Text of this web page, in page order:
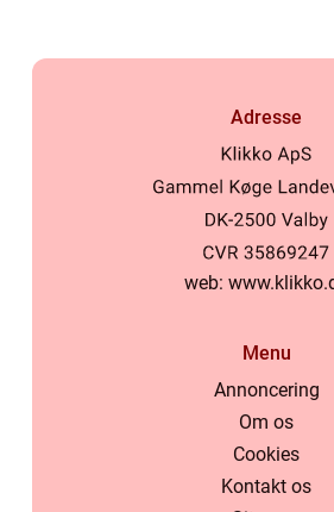
Adresse
web:
Menu
Annoncering
Om os
Cookies
Kontakt os